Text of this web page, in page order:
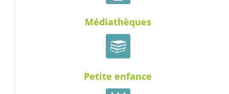
Médiathèques
Petite enfance